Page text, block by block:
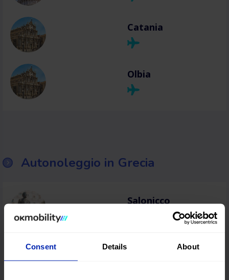
Consent Details About
Catania
Olbia
Autonoleggio in Grecia
Salonicco